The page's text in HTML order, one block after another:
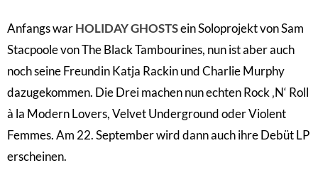
Anfangs warHOLIDAY GHOSTSein Soloprojekt von Sam
Stacpoole von The Black Tambourines, nun ist aber auch
noch seine Freundin Katja Rackin und Charlie Murphy
dazugekommen. Die Drei machen nun echten Rock ‚N‘ Roll
à la Modern Lovers, Velvet Underground oder Violent
Femmes. Am 22. September wird dann auch ihre Debüt LP
erscheinen.